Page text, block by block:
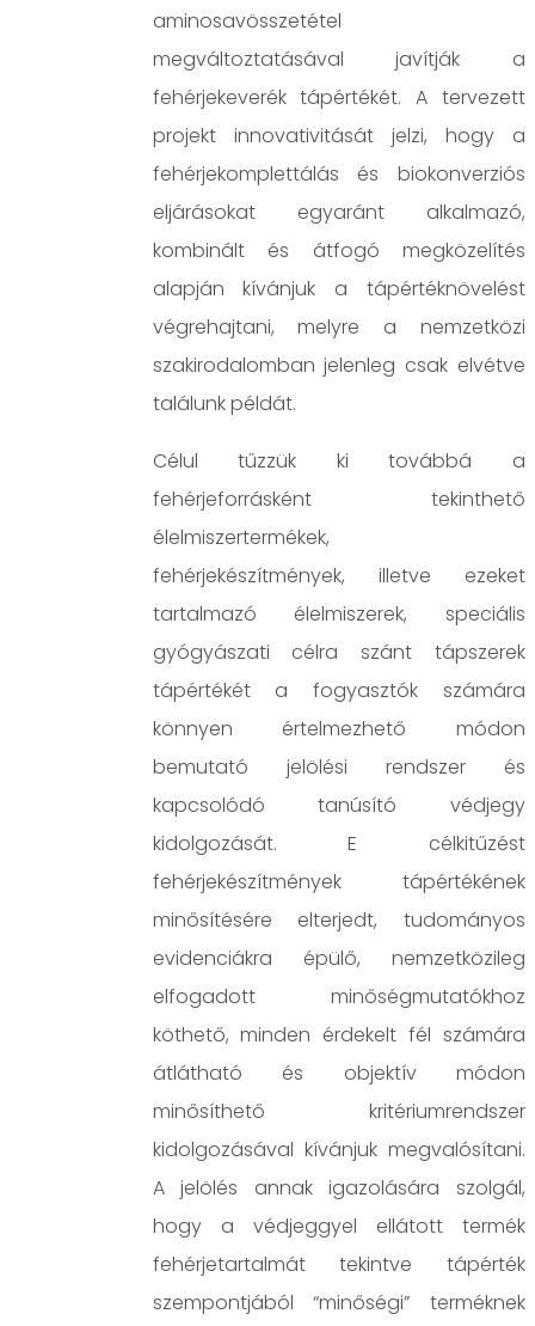
aminosavösszetétel
megváltoztatásával javítják a
fehérjekeverék tápértékét. A tervezett
projekt innovativitását jelzi, hogy a
fehérjekomplettálás és biokonverziós
eljárásokat egyaránt alkalmazó,
kombinált és átfogó megközelítés
alapján kívánjuk a tápértéknövelést
végrehajtani, melyre a nemzetközi
szakirodalomban jelenleg csak elvétve
találunk példát.
Célul tűzzük ki továbbá a
fehérjeforrásként tekinthető
élelmiszertermékek,
fehérjekészítmények, illetve ezeket
tartalmazó élelmiszerek, speciális
gyógyászati célra szánt tápszerek
tápértékét a fogyasztók számára
könnyen értelmezhető módon
bemutató jelölési rendszer és
kapcsolódó tanúsító védjegy
kidolgozását. E célkitűzést
fehérjekészítmények tápértékének
minősítésére elterjedt, tudományos
evidenciákra épülő, nemzetközileg
elfogadott minőségmutatókhoz
köthető, minden érdekelt fél számára
átlátható és objektív módon
minősíthető kritériumrendszer
kidolgozásával kívánjuk megvalósítani.
A jelölés annak igazolására szolgál,
hogy a védjeggyel ellátott termék
fehérjetartalmát tekintve tápérték
szempontjából “minőségi” terméknek